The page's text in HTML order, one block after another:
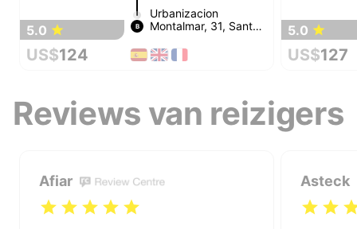
5.0 B
Urbanizacion
Montalmar, 31, Santa
US$124
5.0
US$127
Reviews van reizigers
Afiar Asteck